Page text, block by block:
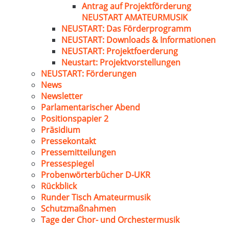
Antrag auf Projektförderung
NEUSTART AMATEURMUSIK
NEUSTART: Das Förderprogramm
NEUSTART: Downloads & Informationen
NEUSTART: Projektfoerderung
Neustart: Projektvorstellungen
NEUSTART: Förderungen
News
Newsletter
Parlamentarischer Abend
Positionspapier 2
Präsidium
Pressekontakt
Pressemitteilungen
Pressespiegel
Probenwörterbücher D-UKR
Rückblick
Runder Tisch Amateurmusik
Schutzmaßnahmen
Tage der Chor- und Orchestermusik